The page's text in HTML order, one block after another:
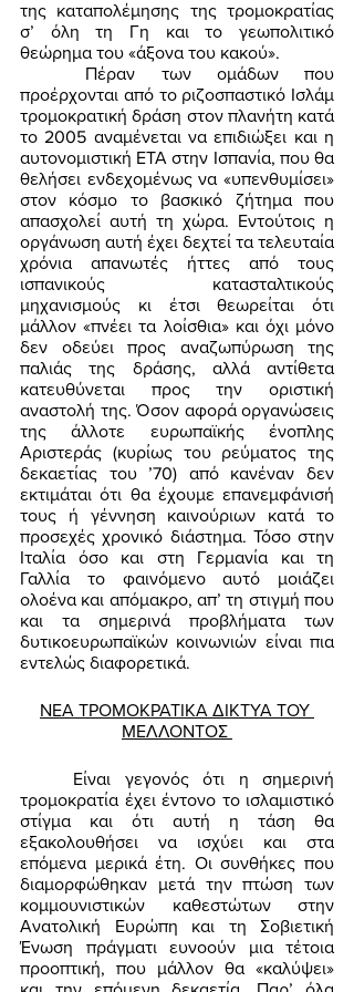
της καταπολέμησης της τρομοκρατίας
σ’ όλη τη Γη και το γεωπολιτικό
θεώρημα του «άξονα του κακού».
προέρχονται από το ριζοσπαστικό Ισλάμ
τρομοκρατική δράση στον πλανήτη κατά
το 2005 αναμένεται να επιδιώξει και η
αυτονομιστική ΕΤΑ στην Ισπανία, που θα
θελήσει ενδεχομένως να «υπενθυμίσει»
στον κόσμο το βασκικό ζήτημα που
απασχολεί αυτή τη χώρα. Εντούτοις η
οργάνωση αυτή έχει δεχτεί τα τελευταία
χρόνια απανωτές ήττες από τους
ισπανικούς κατασταλτικούς
μηχανισμούς κι έτσι θεωρείται ότι
μάλλον «πνέει τα λοίσθια» και όχι μόνο
δεν οδεύει προς αναζωπύρωση της
παλιάς της δράσης, αλλά αντίθετα
κατευθύνεται προς την οριστική
αναστολή της. Όσον αφορά οργανώσεις
της άλλοτε ευρωπαϊκής ένοπλης
Αριστεράς (κυρίως του ρεύματος της
δεκαετίας του ’70) από κανέναν δεν
εκτιμάται ότι θα έχουμε επανεμφάνισή
τους ή γέννηση καινούριων κατά το
προσεχές χρονικό διάστημα. Τόσο στην
Ιταλία όσο και στη Γερμανία και τη
Γαλλία το φαινόμενο αυτό μοιάζει
ολοένα και απόμακρο, απ’ τη στιγμή που
και τα σημερινά προβλήματα των
δυτικοευρωπαϊκών κοινωνιών είναι πια
εντελώς διαφορετικά.
ΝΕΑ ΤΡΟΜΟΚΡΑΤΙΚΑ ΔΙΚΤΥΑ ΤΟΥ
ΜΕΛΛΟΝΤΟΣ
τρομοκρατία έχει έντονο το ισλαμιστικό
στίγμα και ότι αυτή η τάση θα
εξακολουθήσει να ισχύει και στα
επόμενα μερικά έτη. Οι συνθήκες που
διαμορφώθηκαν μετά την πτώση των
κομμουνιστικών καθεστώτων στην
Ανατολική Ευρώπη και τη Σοβιετική
Ένωση πράγματι ευνοούν μια τέτοια
προοπτική, που μάλλον θα «καλύψει»